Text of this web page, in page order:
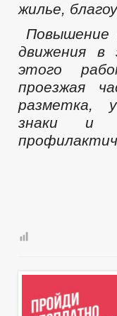
жилье,
Повышение
движения в
этого
проезжая
разметка,
знаки и